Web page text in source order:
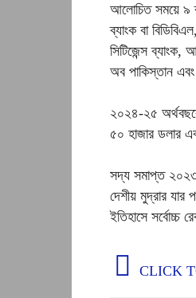
আলোচিত সময়ে ৯
ব্যাংক বা
সিটিজেন্স ব্যাংক,
অব পাকিস্তান এবং
২০২৪-২৫
৫০ হাজার ডলার
সদ্য সমাপ্ত ২০২৩-
দেশীয় মুদ্রার যার
ইতিহাসে সর্বোচ্চ
CLICK